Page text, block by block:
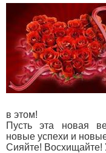
в этом!
Пусть эта новая
новые успехи и
Сияйте! Восхищайте!